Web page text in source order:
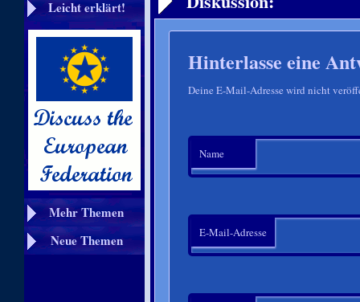
Leicht erklärt!
Mehr Themen
Neue Themen
Hinterlasse eine
Deine E-Mail-Adresse wird nicht
Name
E-Mail-Adresse